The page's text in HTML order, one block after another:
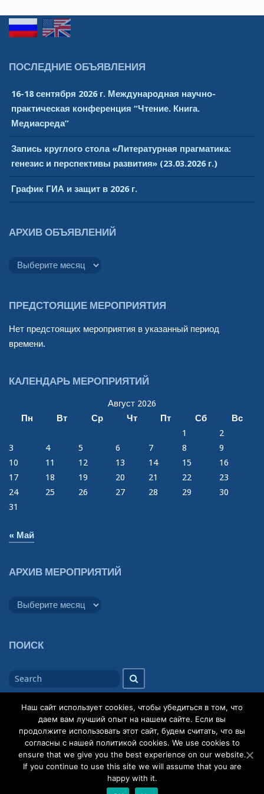
о
р
е
р
о
п
р
т
и
н
г
ц
w
s
a
i
g
a
t
i
n
ПОСЛЕДНИЕ ОБЪЯВЛЕНИЯ
16-18 сентября 2026 г. Международная научно-
практическая конференция “Чтение. Книга.
Медиасреда”
Запись круглого стола «Литературная прагматика:
генезис и перспективы развития» (23.03.2026 г.)
График ГИА и защит в 2026 г.
АРХИВ ОБЪЯВЛЕНИЙ
объявлений
ПРЕДСТОЯЩИЕ МЕРОПРИЯТИЯ
Нет предстоящих мероприятия в указанный период
времени.
КАЛЕНДАРЬ МЕРОПРИЯТИЙ
Август 2026
Пн
Вт Ср Чт Пт Сб
Вс
1
2
3
4 5 6 7 8
9
10
11 12 13 14 15
16
17
18 19 20 21 22
23
24
25 26 27 28 29
30
31
« Май
АРХИВ МЕРОПРИЯТИЙ
мероприятий
ПОИСК
for
© 2026 Кафедра общей теории словесности
Powered by
WordPress
Theme:Gillian
Наш сайт использует cookies, чтобы убедиться в том, что
даем вам лучший опыт на нашем сайте. Если вы
продолжите использовать этот сайт, будем считать, что вы
согласны с нашей политикой cookies. We use cookies to
ensure that we give you the best experience on our website.
If you continue to use this site we will assume that you are
happy with it.